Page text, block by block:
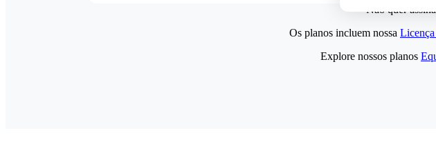
Não quer
Os planos incluem nossa
Explore nossos planos